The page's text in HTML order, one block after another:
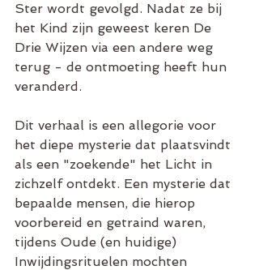
Ster wordt gevolgd. Nadat ze bij
het Kind zijn geweest keren De
Drie Wijzen via een andere weg
terug - de ontmoeting heeft hun
veranderd.
Dit verhaal is een allegorie voor
het diepe mysterie dat plaatsvindt
als een "zoekende" het Licht in
zichzelf ontdekt. Een mysterie dat
bepaalde mensen, die hierop
voorbereid en getraind waren,
tijdens Oude (en huidige)
Inwijdingsrituelen mochten